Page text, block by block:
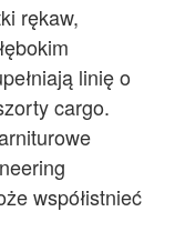
rękaw,
linię o
cargo.
współistnieć